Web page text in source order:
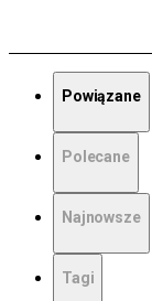
Powiązane
Polecane
Najnowsze
Tagi